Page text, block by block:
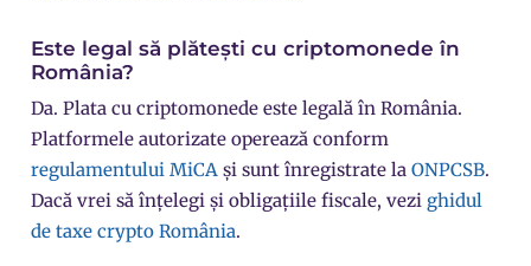
Este legal să plătești cu criptomonede în
România?
Da. Plata cu criptomonede este legală în România.
Platformele autorizate operează conform
regulamentului MiCA și sunt înregistrate la ONPCSB.
Dacă vrei să înțelegi și obligațiile fiscale, vezi ghidul
de taxe crypto România.